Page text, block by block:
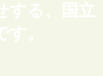
する、国立
。